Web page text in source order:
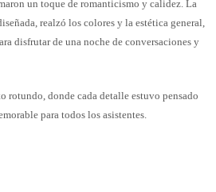
un toque de romanticismo y calidez. La
realzó los colores y la estética general,
disfrutar de una noche de conversaciones y
rotundo, donde cada detalle estuvo pensado
para todos los asistentes.